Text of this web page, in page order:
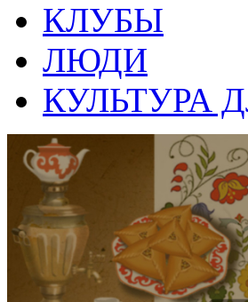
КЛУБЫ
ЛЮДИ
КУЛЬТУРА